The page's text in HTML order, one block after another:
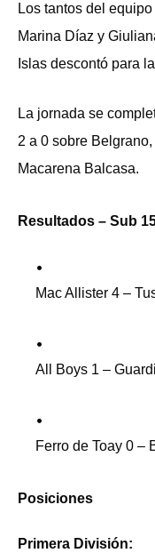
Los tantos del
Marina Díaz y
Islas descontó para
La jornada se
2 a 0 sobre
Macarena Balcasa.
Resultados – Sub
Mac Allister 4 –
All Boys 1 –
Ferro de Toay 0 –
Posiciones
Primera División: